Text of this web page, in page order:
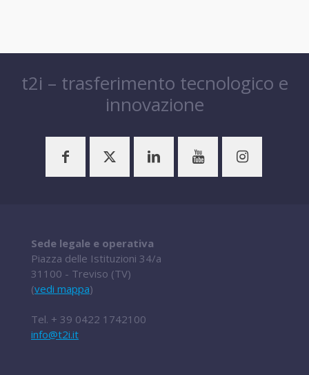
t2i – trasferimento tecnologico e
innovazione
Sede legale e operativa
Piazza delle Istituzioni 34/a
31100 - Treviso (TV)
(vedi mappa)
Tel. + 39 0422 1742100
info@t2i.it